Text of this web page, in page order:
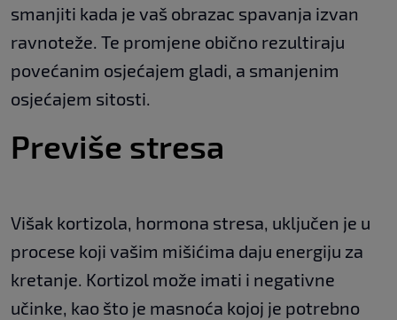
smanjiti kada je vaš obrazac spavanja izvan
ravnoteže. Te promjene obično rezultiraju
povećanim osjećajem gladi, a smanjenim
osjećajem sitosti.
Previše stresa
Višak kortizola, hormona stresa, uključen je u
procese koji vašim mišićima daju energiju za
kretanje. Kortizol može imati i negativne
učinke, kao što je masnoća kojoj je potrebno